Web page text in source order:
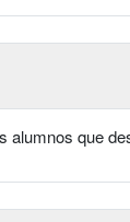
alumnos que